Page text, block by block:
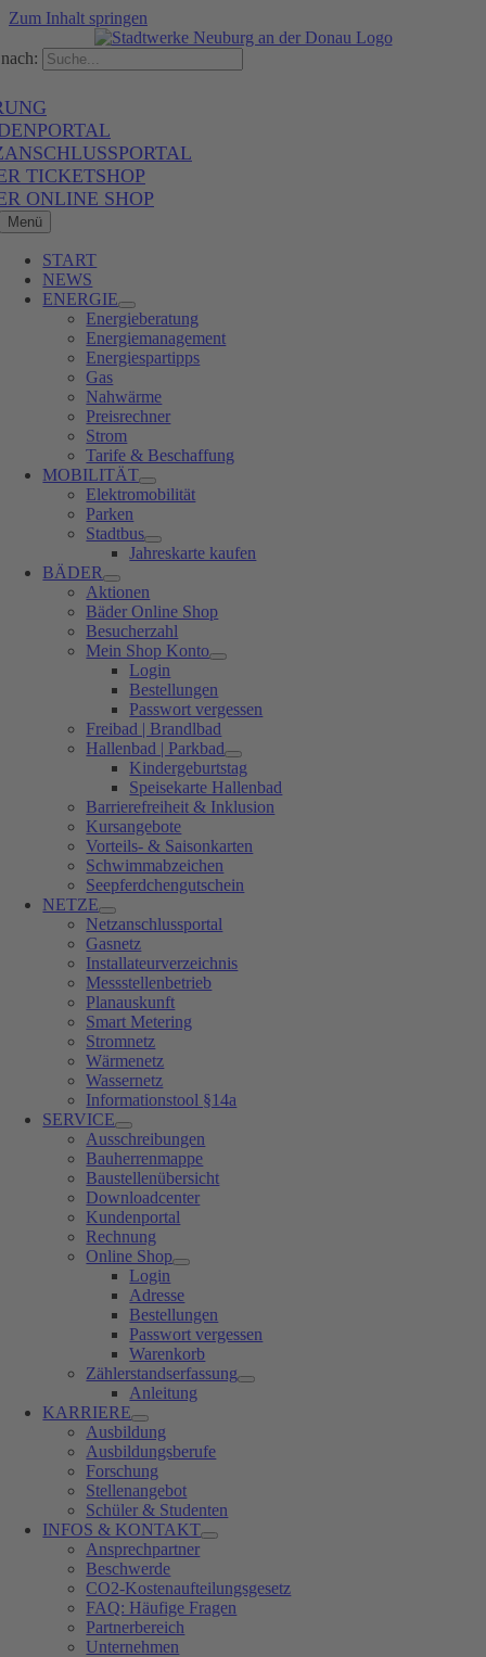
Zum Inhalt springen
TICKETSHOP
ONLINE SHOP
Menü
START
NEWS
ENERGIE
Energieberatung
Energiemanagement
Energiespartipps
Gas
Nahwärme
Preisrechner
Strom
Tarife & Beschaffung
MOBILITÄT
Elektromobilität
Parken
Stadtbus
Jahreskarte kaufen
BÄDER
Aktionen
Bäder Online Shop
Besucherzahl
Mein Shop Konto
Login
Bestellungen
Passwort vergessen
Freibad | Brandlbad
Hallenbad | Parkbad
Kindergeburtstag
Speisekarte Hallenbad
Barrierefreiheit & Inklusion
Kursangebote
Vorteils- & Saisonkarten
Schwimmabzeichen
Seepferdchengutschein
NETZE
Netzanschlussportal
Gasnetz
Installateurverzeichnis
Messstellenbetrieb
Planauskunft
Smart Metering
Stromnetz
Wärmenetz
Wassernetz
Informationstool §14a
SERVICE
Ausschreibungen
Bauherrenmappe
Baustellenübersicht
Downloadcenter
Kundenportal
Rechnung
Online Shop
Login
Adresse
Bestellungen
Passwort vergessen
Warenkorb
Zählerstandserfassung
Anleitung
KARRIERE
Ausbildung
Ausbildungsberufe
Forschung
Stellenangebot
Schüler & Studenten
INFOS & KONTAKT
Ansprechpartner
Beschwerde
CO2-Kostenaufteilungsgesetz
FAQ: Häufige Fragen
Partnerbereich
Unternehmen